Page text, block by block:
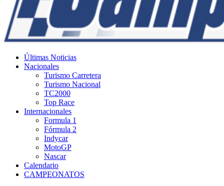
Últimas Noticias
Nacionales
Turismo Carretera
Turismo Nacional
TC2000
Top Race
Internacionales
Formula 1
Fórmula 2
Indycar
MotoGP
Nascar
Calendario
CAMPEONATOS